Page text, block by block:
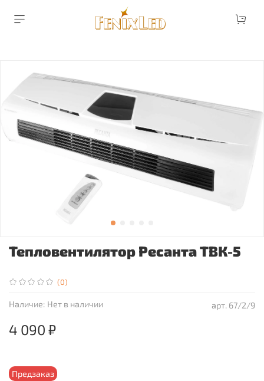
(0)
арт. 67/2/9
Наличие: Нет в наличии
Предзаказ
Тепловентилятор Ресанта ТВК-5
4 090 ₽